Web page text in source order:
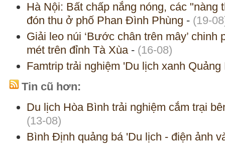
Hà Nội: Bất chấp nắng nóng, các "nàng
đón thu ở phố Phan Đình Phùng - (19-
Giải leo núi ‘Bước chân trên mây’ chinh
mét trên đỉnh Tà Xùa- (16-08)
Famtrip trải nghiệm 'Du lịch xanh Quảng
Tin cũ hơn:
Du lịch Hòa Bình trải nghiệm cắm trại
(13-08)
Bình Định quảng bá 'Du lịch - điện ảnh